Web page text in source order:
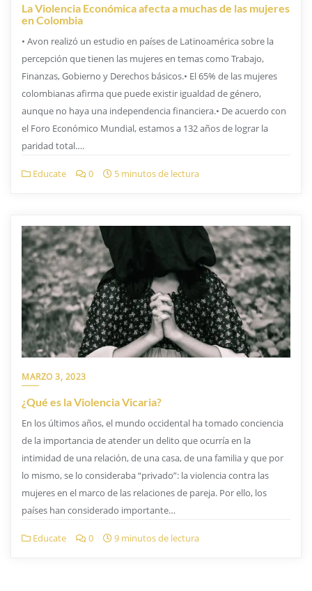
La Violencia Económica afecta a muchas de las mujeres
en Colombia
• Avon realizó un estudio en países de Latinoamérica sobre la
percepción que tienen las mujeres en temas como Trabajo,
Finanzas, Gobierno y Derechos básicos.• El 65% de las mujeres
colombianas afirma que puede existir igualdad de género,
aunque no haya una independencia financiera.• De acuerdo con
el Foro Económico Mundial, estamos a 132 años de lograr la
paridad total….
Educate 0 5 minutos de lectura
MARZO 3, 2023
¿Qué es la Violencia Vicaria?
En los últimos años, el mundo occidental ha tomado conciencia
de la importancia de atender un delito que ocurría en la
intimidad de una relación, de una casa, de una familia y que por
lo mismo, se lo consideraba “privado”: la violencia contra las
mujeres en el marco de las relaciones de pareja. Por ello, los
países han considerado importante…
Educate 0 9 minutos de lectura